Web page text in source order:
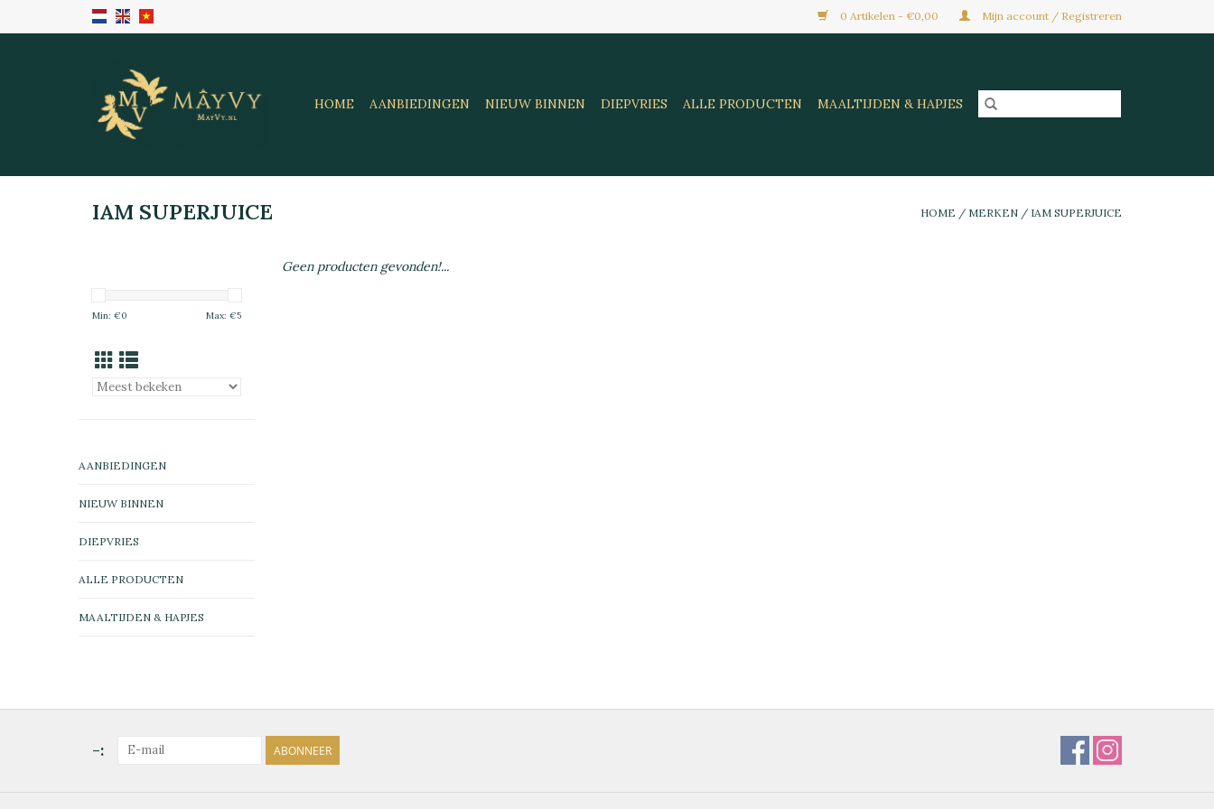
0 Artikelen - €0,00 Mijn account / Registreren
HOME AANBIEDINGEN NIEUW BINNEN DIEPVRIES ALLE PRODUCTEN MAALTIJDEN & HAPJES
IAM SUPERJUICE HOME / MERKEN / IAM SUPERJUICE
Min: €0 Max: €5
AANBIEDINGEN
NIEUW BINNEN
DIEPVRIES
ALLE PRODUCTEN
MAALTIJDEN & HAPJES
Geen producten gevonden!...
-: ABONNEER